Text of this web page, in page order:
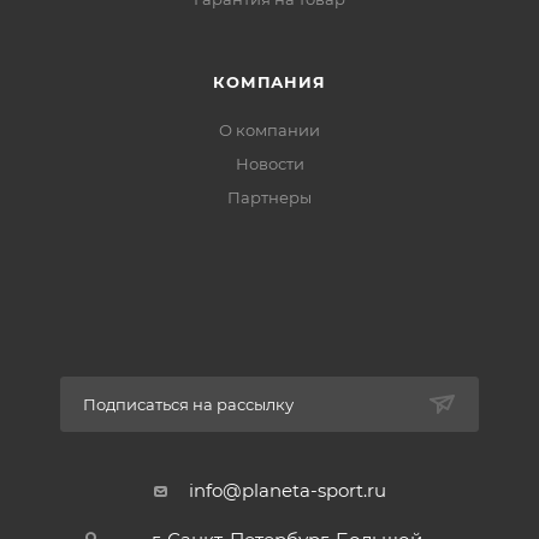
КОМПАНИЯ
О компании
Новости
Партнеры
Подписаться на рассылку
info@planeta-sport.ru